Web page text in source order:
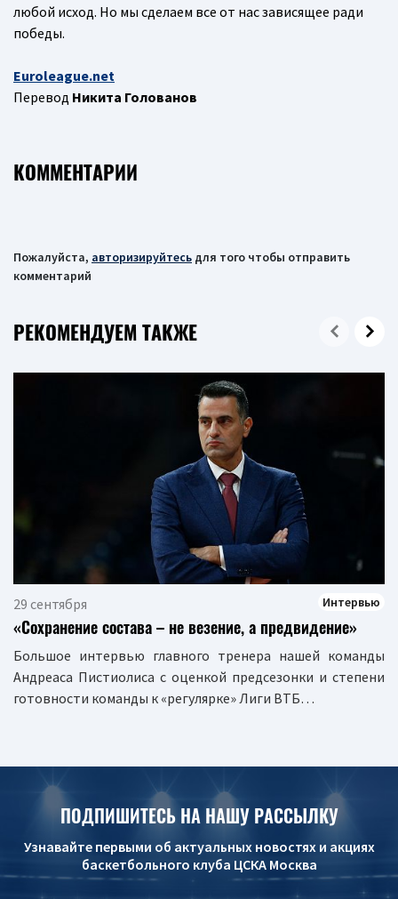
любой исход. Но мы сделаем все от нас зависящее ради
победы.
Еuroleague.net
Перевод Никита Голованов
КОММЕНТАРИИ
Пожалуйста, авторизируйтесь для того чтобы отправить
комментарий
РЕКОМЕНДУЕМ ТАКЖЕ
29 сентября Интервью
«Сохранение состава – не везение, а предвидение»
Большое интервью главного тренера нашей команды
Андреаса Пистиолиса с оценкой предсезонки и степени
готовности команды к «регулярке» Лиги ВТБ…
ПОДПИШИТЕСЬ НА НАШУ РАССЫЛКУ
Узнавайте первыми об актуальных новостях и акциях
баскетбольного клуба ЦСКА Москва